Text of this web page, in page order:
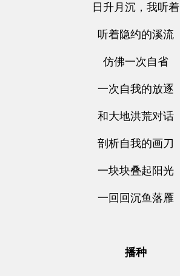
日升月沉，我听着
听着隐约的溪流
仿佛一次自省
一次自我的放逐
和大地洪荒对话
剖析自我的画刀
一块块叠起阳光
一回回沉鱼落雁
播种